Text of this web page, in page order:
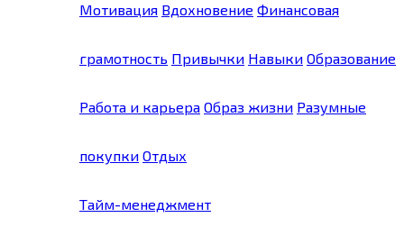
Мотивация Вдохновение Финансовая
грамотность Привычки Навыки Образование
Работа и карьера Образ жизни Разумные
покупки Отдых
Тайм-менеджмент